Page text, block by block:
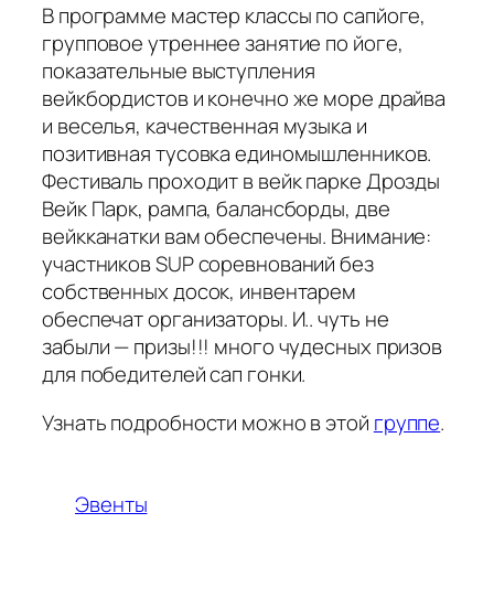
В программе мастер классы по сапйоге,
групповое утреннее занятие по йоге,
показательные выступления
вейкбордистов и конечно же море драйва
и веселья, качественная музыка и
позитивная тусовка единомышленников.
Фестиваль проходит в вейк парке Дрозды
Вейк Парк, рампа, балансборды, две
вейкканатки вам обеспечены. Внимание:
участников SUP соревнований без
собственных досок, инвентарем
обеспечат организаторы. И.. чуть не
забыли — призы!!! много чудесных призов
для победителей сап гонки.
Узнать подробности можно в этой группе.
Эвенты